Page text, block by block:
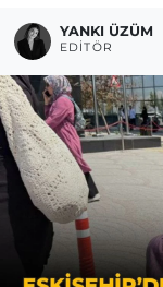
YANKI ÜZÜM
EDITÖR